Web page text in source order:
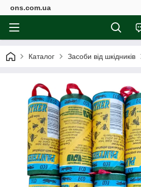
ons.com.ua
Каталог Засоби від шкідників